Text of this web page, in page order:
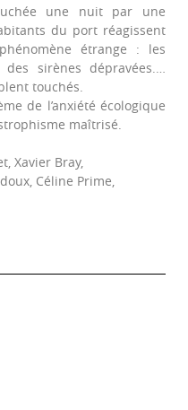
une nuit par une
du port réagissent
étrange : les
sirènes dépravées.…
touchés.
de l’anxiété écologique
maîtrisé.
Xavier Bray,
Céline Prime,